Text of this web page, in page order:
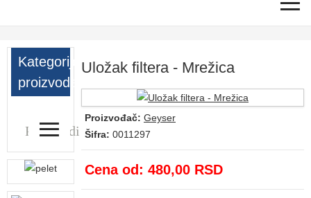
Kategorije
proizvoda
Proizvodi
≡
Uložak filtera - Mrežica
Proizvođač: Geyser
Šifra: 0011297
Cena od: 480,00 RSD